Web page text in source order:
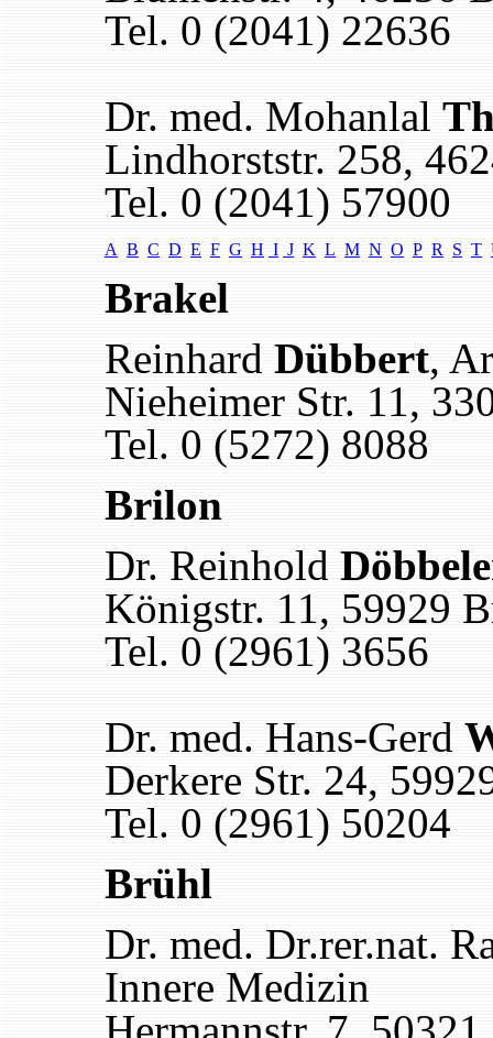
Tel. 0 (2041) 22636
Dr. med. Mohanlal
Lindhorststr. 258,
Tel. 0 (2041) 57900
A B C D E F G H I J K L M N O P R S T
Brakel
Reinhard Dübbert,
Nieheimer Str. 11,
Tel. 0 (5272) 8088
Brilon
Dr. Reinhold
Königstr. 11, 59929
Tel. 0 (2961) 3656
Dr. med. Hans-Gerd
Derkere Str. 24,
Tel. 0 (2961) 50204
Brühl
Dr. med. Dr.rer.nat.
Innere Medizin